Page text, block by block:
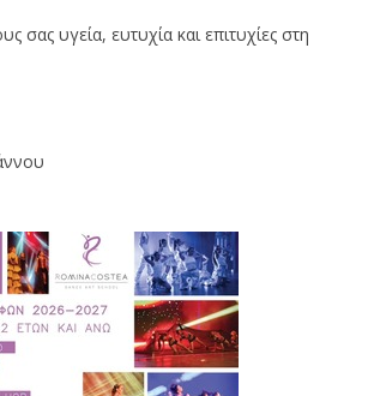
σας υγεία, ευτυχία και επιτυχίες στη